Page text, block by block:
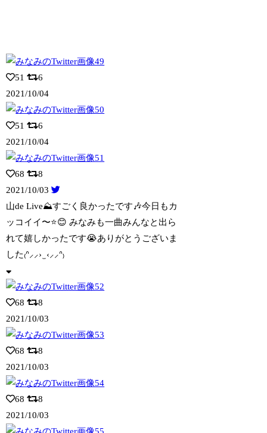
51
6
2021/10/04
51
6
2021/10/04
68
8
2021/10/03
山de Live⛰すごく良かったです🎶今日もカ
ッコイイ〜⭐️😊 みなみも一曲みんなと出ら
れて嬉しかったです😭ありがとうございま
した₍ᐢ⸝⸝› ̫ ‹⸝⸝ᐢ₎
68
8
2021/10/03
68
8
2021/10/03
68
8
2021/10/03